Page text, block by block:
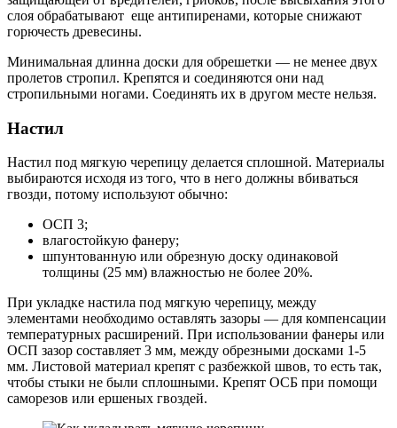
слоя обрабатывают еще антипиренами, которые снижают
горючесть древесины.
Минимальная длинна доски для обрешетки — не менее двух
пролетов стропил. Крепятся и соединяются они над
стропильными ногами. Соединять их в другом месте нельзя.
Настил
Настил под мягкую черепицу делается сплошной. Материалы
выбираются исходя из того, что в него должны вбиваться
гвозди, потому используют обычно:
ОСП 3;
влагостойкую фанеру;
шпунтованную или обрезную доску одинаковой
толщины (25 мм) влажностью не более 20%.
При укладке настила под мягкую черепицу, между
элементами необходимо оставлять зазоры — для компенсации
температурных расширений. При использовании фанеры или
ОСП зазор составляет 3 мм, между обрезными досками 1-5
мм. Листовой материал крепят с разбежкой швов, то есть так,
чтобы стыки не были сплошными. Крепят ОСБ при помощи
саморезов или ершеных гвоздей.